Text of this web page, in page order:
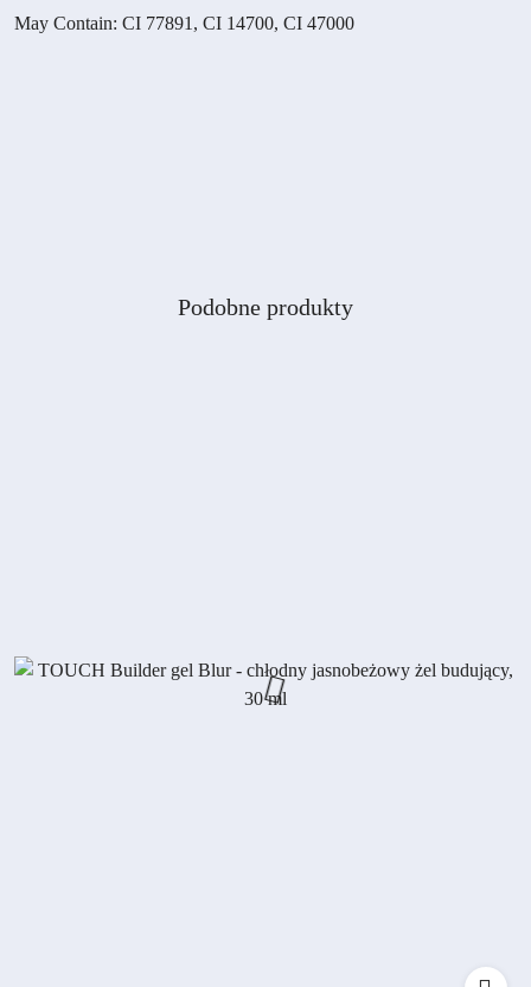
May Contain: CI 77891, CI 14700, CI 47000
Pomiń karuzelę produktów
Produkty
Podobne produkty